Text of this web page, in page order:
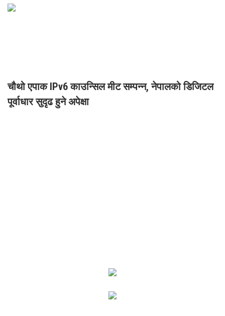
चौथो एपाक IPv6 काउन्सिल मीट सम्पन्न, नेपालको डिजिटल
पूर्वाधार सुदृढ हुने अपेक्षा